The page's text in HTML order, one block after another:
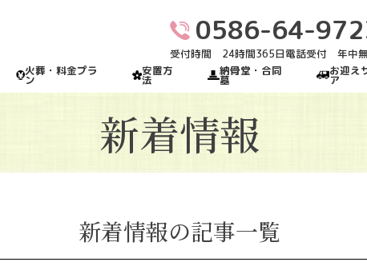
0586-64-
受付時間 24時間365日電話受付 年中
火葬・料金プラ
ン
安置方
法
納骨堂・合同
墓
お迎え
ア
新着情報
新着情報の記事一覧